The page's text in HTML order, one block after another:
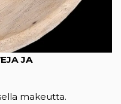
JA
makeutta.